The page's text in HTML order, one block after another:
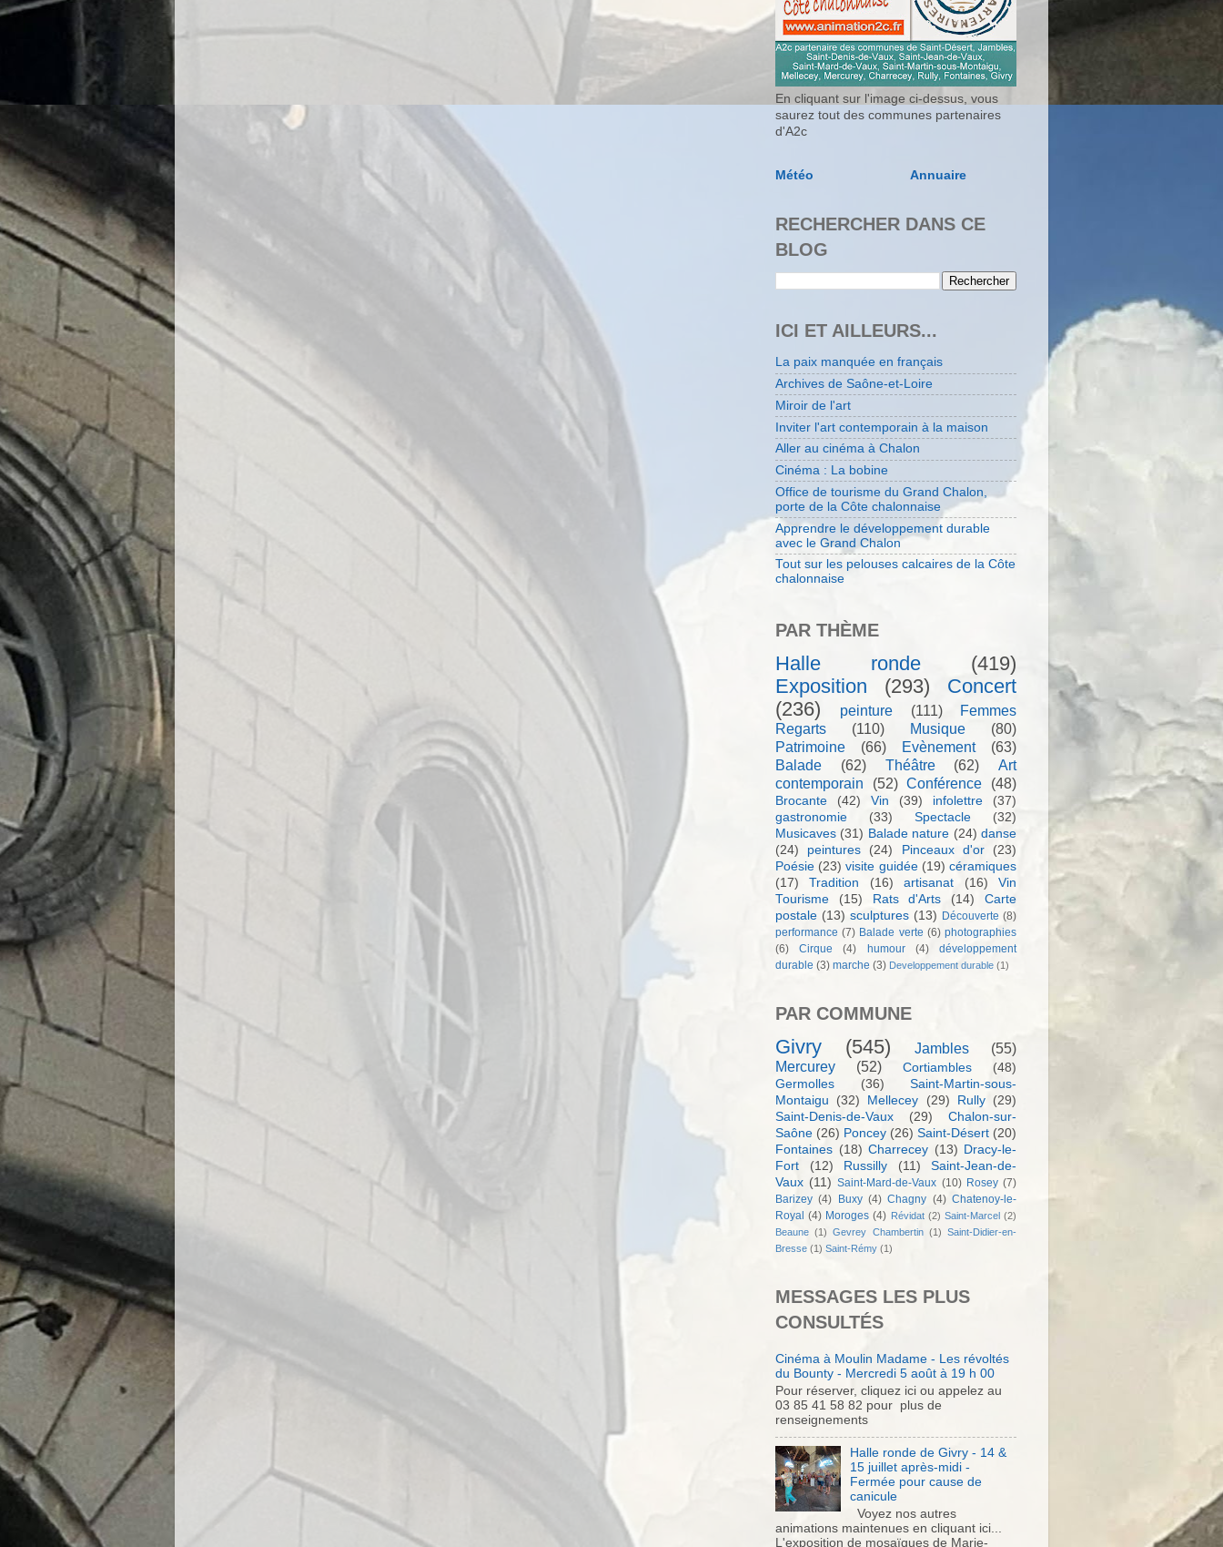
En cliquant sur l'image ci-dessus, vous
saurez tout des communes partenaires
d'A2c
Météo Annuaire
RECHERCHER DANS CE
BLOG
ICI ET AILLEURS...
La paix manquée en français
Archives de Saône-et-Loire
Miroir de l'art
Inviter l'art contemporain à la maison
Aller au cinéma à Chalon
Cinéma : La bobine
Office de tourisme du Grand Chalon,
porte de la Côte chalonnaise
Apprendre le développement durable
avec le Grand Chalon
Tout sur les pelouses calcaires de la Côte
chalonnaise
PAR THÈME
Halle ronde
(419)
Exposition
(293)
Concert
(236)
peinture (111)
Femmes
Regarts
(110) Musique
(80)
Patrimoine
(66) Evènement
(63)
Balade
(62) Théâtre (62)
Art
contemporain
(52) Conférence (48)
Brocante (42) Vin (39) infolettre
(37)
gastronomie
(33) Spectacle
(32)
Musicaves (31) Balade nature (24) danse
(24)
peintures (24) Pinceaux d'or
(23)
Poésie (23) visite guidée (19) céramiques
(17)
Tradition (16) artisanat (16)
Vin
Tourisme
(15) Rats d'Arts (14)
Carte
postale (13) sculptures (13) Découverte (8)
performance (7) Balade verte (6) photographies
(6)
Cirque (4) humour (4)
développement
durable (3) marche (3) Developpement durable (1)
PAR COMMUNE
Givry (545) Jambles
(55)
Mercurey
(52) Cortiambles
(48)
Germolles
(36)
Saint-Martin-sous-
Montaigu
(32) Mellecey (29) Rully
(29)
Saint-Denis-de-Vaux
(29)
Chalon-sur-
Saône (26) Poncey (26) Saint-Désert (20)
Fontaines (18) Charrecey (13) Dracy-le-
Fort
(12) Russilly (11)
Saint-Jean-de-
Vaux (11) Saint-Mard-de-Vaux (10) Rosey (7)
Barizey (4) Buxy (4) Chagny (4) Chatenoy-le-
Royal (4) Moroges (4) Révidat (2) Saint-Marcel (2)
Beaune (1) Gevrey Chambertin (1) Saint-Didier-en-
Bresse (1) Saint-Rémy (1)
MESSAGES LES PLUS
CONSULTÉS
Cinéma à Moulin Madame - Les révoltés
du Bounty - Mercredi 5 août à 19 h 00
Pour réserver, cliquez ici ou appelez au
03 85 41 58 82 pour plus de
renseignements
Halle ronde de Givry - 14 &
15 juillet après-midi -
Fermée pour cause de
canicule
Voyez nos autres
animations maintenues en cliquant ici...
L'exposition de mosaïques de Marie-